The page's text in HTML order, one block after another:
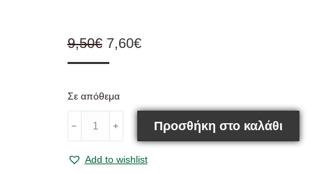
9,50€ Original
price
9,50€.
7,60€Η
είναι:
7,60€.
Σε απόθεμα
Αιθέριο
Περγαμόντο-
﹣ ﹢ Προσθήκη στο καλάθι
Add to wishlist